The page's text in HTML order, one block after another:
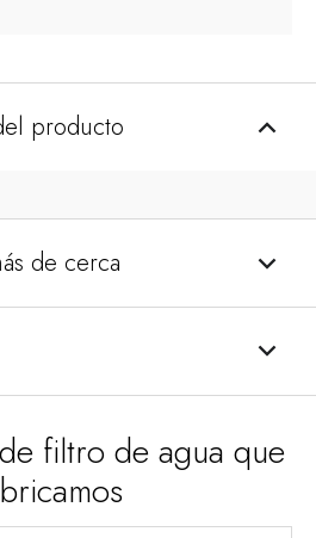
producto
de cerca
filtro de agua que